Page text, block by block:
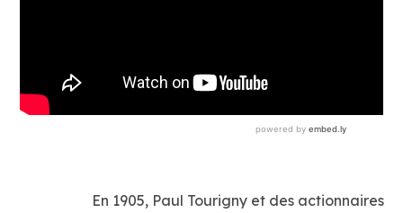
En 1905, Paul Tourigny et des actionnaires